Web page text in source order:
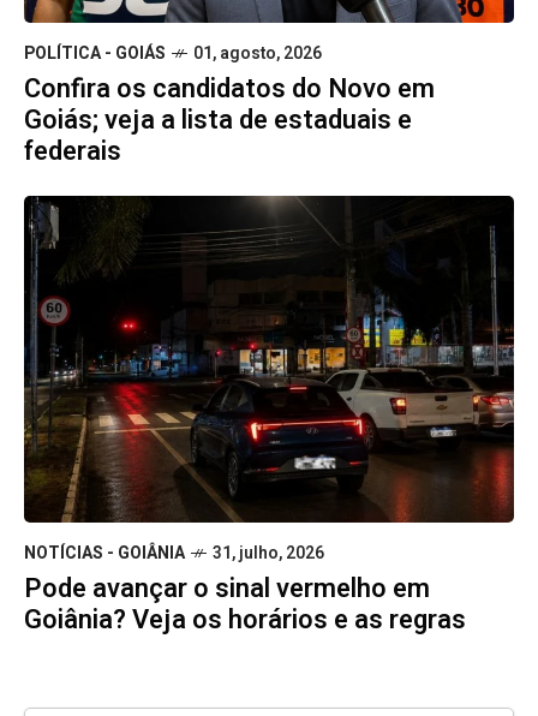
POLÍTICA - GOIÁS 01, agosto, 2026
Confira os candidatos do Novo em
Goiás; veja a lista de estaduais e
federais
NOTÍCIAS - GOIÂNIA 31, julho, 2026
Pode avançar o sinal vermelho em
Goiânia? Veja os horários e as regras